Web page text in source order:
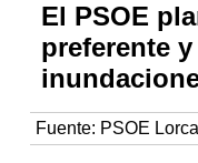
El PSOE
preferente
Fuente: PSOE Lorca